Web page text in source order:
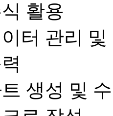
활용
이터 관리
트 생성 및